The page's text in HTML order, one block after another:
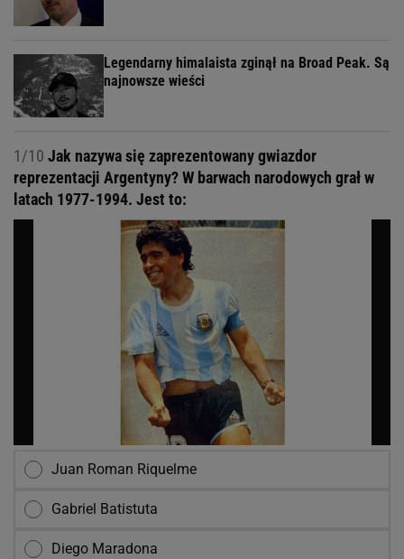
Legendarny himalaista zginął na Broad Peak. Są
najnowsze wieści
1/10 Jak nazywa się zaprezentowany gwiazdor
reprezentacji Argentyny? W barwach narodowych grał w
latach 1977-1994. Jest to:
Juan Roman Riquelme
Gabriel Batistuta
Diego Maradona